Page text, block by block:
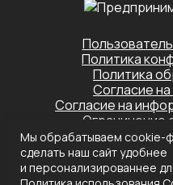
Политика
Политика
Согласие
Согласие на
Ограничение
Этот сайт
ПрименяютсяПолитика
Мы обрабатываем cookie-
сделать наш сайт удобнее
и персонализированнее